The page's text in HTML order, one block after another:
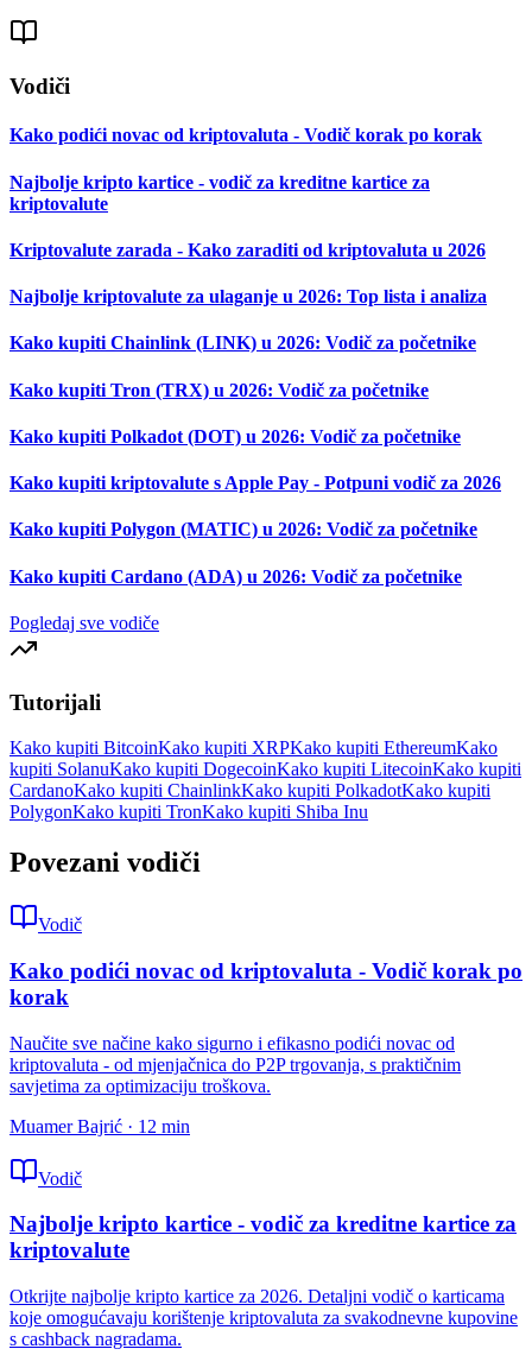
Vodiči
Kako podići novac od kriptovaluta - Vodič korak po korak
Najbolje kripto kartice - vodič za kreditne kartice za
kriptovalute
Kriptovalute zarada - Kako zaraditi od kriptovaluta u 2026
Najbolje kriptovalute za ulaganje u 2026: Top lista i analiza
Kako kupiti Chainlink (LINK) u 2026: Vodič za početnike
Kako kupiti Tron (TRX) u 2026: Vodič za početnike
Kako kupiti Polkadot (DOT) u 2026: Vodič za početnike
Kako kupiti kriptovalute s Apple Pay - Potpuni vodič za 2026
Kako kupiti Polygon (MATIC) u 2026: Vodič za početnike
Kako kupiti Cardano (ADA) u 2026: Vodič za početnike
Pogledaj sve vodiče
Tutorijali
Kako kupiti BitcoinKako kupiti XRPKako kupiti EthereumKako
kupiti SolanuKako kupiti DogecoinKako kupiti LitecoinKako kupiti
CardanoKako kupiti ChainlinkKako kupiti PolkadotKako kupiti
PolygonKako kupiti TronKako kupiti Shiba Inu
Povezani vodiči
Vodič
Kako podići novac od kriptovaluta - Vodič korak po
korak
Naučite sve načine kako sigurno i efikasno podići novac od
kriptovaluta - od mjenjačnica do P2P trgovanja, s praktičnim
savjetima za optimizaciju troškova.
Muamer Bajrić · 12 min
Vodič
Najbolje kripto kartice - vodič za kreditne kartice za
kriptovalute
Otkrijte najbolje kripto kartice za 2026. Detaljni vodič o karticama
koje omogućavaju korištenje kriptovaluta za svakodnevne kupovine
s cashback nagradama.